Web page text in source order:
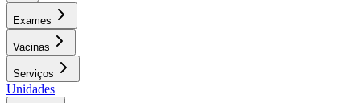
Exames
Vacinas
Serviços
Unidades